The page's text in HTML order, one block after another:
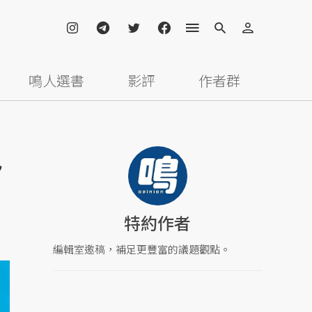
鳴人選書 影評 作者群
特約作者
編輯室邀稿，補足更豐富的議題觀點。